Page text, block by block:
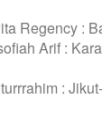
Regency :
Arif :
: